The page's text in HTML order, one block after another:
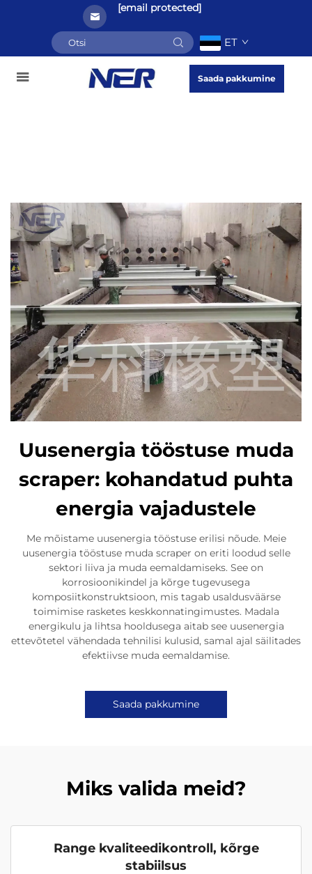
[email protected]
ET
Saada pakkumine
Uusenergia tööstuse muda
scraper: kohandatud puhta
energia vajadustele
Me mõistame uusenergia tööstuse erilisi nõude. Meie
uusenergia tööstuse muda scraper on eriti loodud selle
sektori liiva ja muda eemaldamiseks. See on
korrosioonikindel ja kõrge tugevusega
komposiitkonstruktsioon, mis tagab usaldusväärse
toimimise rasketes keskkonnatingimustes. Madala
energikulu ja lihtsa hooldusega aitab see uusenergia
ettevõtetel vähendada tehnilisi kulusid, samal ajal säilitades
efektiivse muda eemaldamise.
Saada pakkumine
Miks valida meid?
Range kvaliteedikontroll, kõrge
stabiilsus